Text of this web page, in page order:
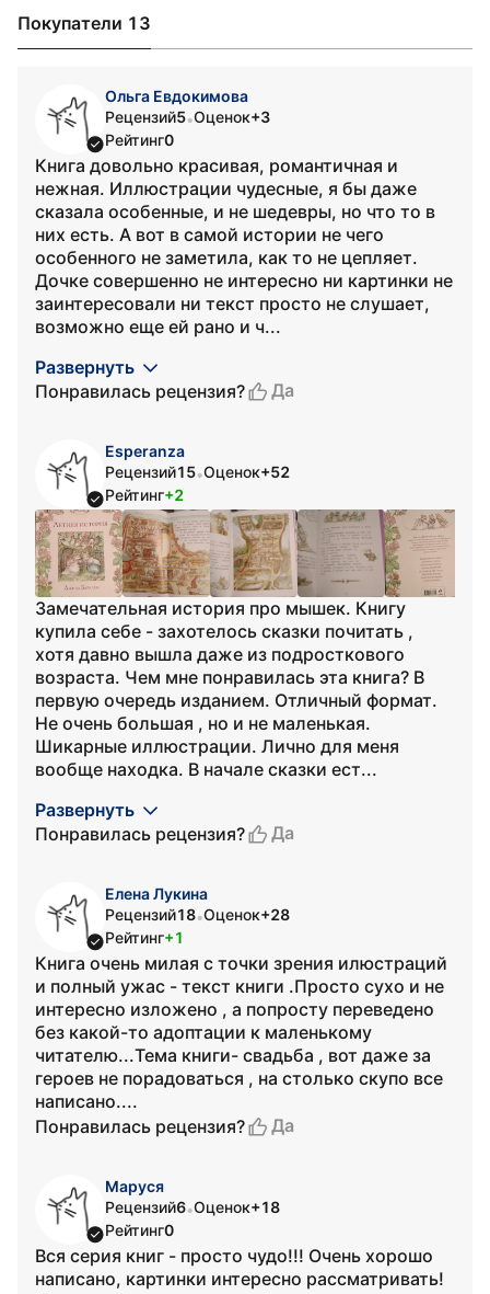
Покупатели 13
Ольга Евдокимова
Рецензий5•Оценок+3
Рейтинг0
Книга довольно красивая, романтичная и
нежная. Иллюстрации чудесные, я бы даже
сказала особенные, и не шедевры, но что то в
них есть. А вот в самой истории не чего
особенного не заметила, как то не цепляет.
Дочке совершенно не интересно ни картинки не
заинтересовали ни текст просто не слушает,
возможно еще ей рано и ч...
Развернуть
Понравилась рецензия?
Да
Esperanza
Рецензий15•Оценок+52
Рейтинг+2
Замечательная история про мышек. Книгу
купила себе - захотелось сказки почитать ,
хотя давно вышла даже из подросткового
возраста. Чем мне понравилась эта книга? В
первую очередь изданием. Отличный формат.
Не очень большая , но и не маленькая.
Шикарные иллюстрации. Лично для меня
вообще находка. В начале сказки ест...
Развернуть
Понравилась рецензия?
Да
Елена Лукина
Рецензий18•Оценок+28
Рейтинг+1
Книга очень милая с точки зрения илюстраций
и полный ужас - текст книги .Просто сухо и не
интересно изложено , а попросту переведено
без какой-то адоптации к маленькому
читателю...Тема книги- свадьба , вот даже за
героев не порадоваться , на столько скупо все
написано....
Понравилась рецензия?
Да
Маруся
Рецензий6•Оценок+18
Рейтинг0
Вся серия книг - просто чудо!!! Очень хорошо
написано, картинки интересно рассматривать!